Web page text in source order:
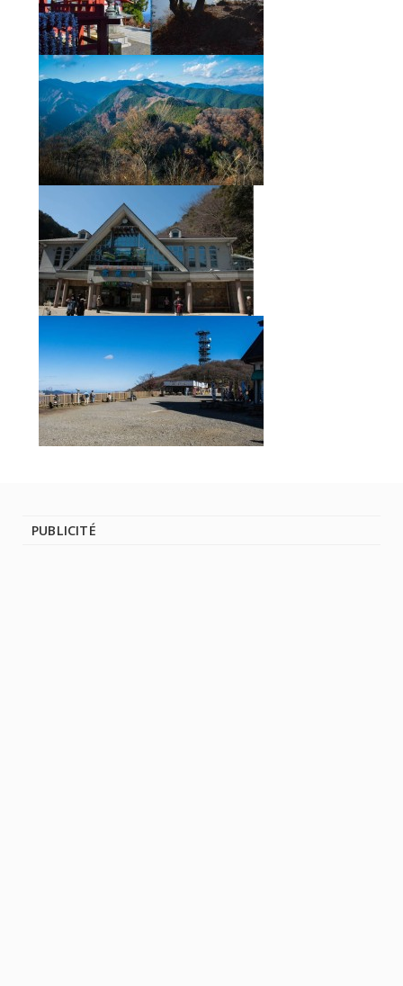
PUBLICITÉ